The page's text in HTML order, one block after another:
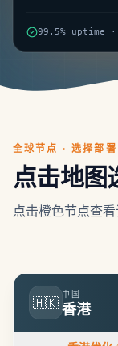
99.5% uptime ·
全球节点 · 选择部署
点击地图
点击橙色节点查
+
−
🇭🇰
中国
香港